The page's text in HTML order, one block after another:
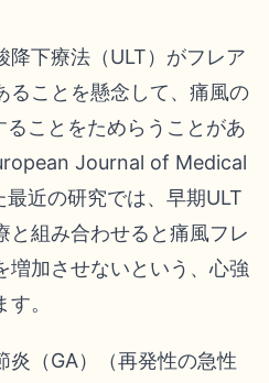
降下療法（ULT）がフレア
ることを懸念して、痛風の
ことをためらうことがあ
Journal of Medical
近の研究では、早期ULT
と組み合わせると痛風フレ
増加させないという、心強
。
炎（GA）（再発性の急性